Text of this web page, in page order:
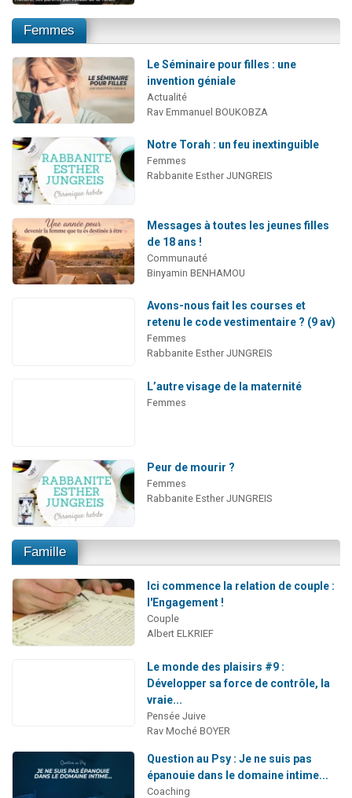
Femmes
Le Séminaire pour filles : une
invention géniale
Actualité
Rav Emmanuel BOUKOBZA
Notre Torah : un feu inextinguible
Femmes
Rabbanite Esther JUNGREIS
Messages à toutes les jeunes filles
de 18 ans !
Communauté
Binyamin BENHAMOU
Avons-nous fait les courses et
retenu le code vestimentaire ? (9 av)
Femmes
Rabbanite Esther JUNGREIS
L’autre visage de la maternité
Femmes
Peur de mourir ?
Femmes
Rabbanite Esther JUNGREIS
Famille
Ici commence la relation de couple :
l'Engagement !
Couple
Albert ELKRIEF
Le monde des plaisirs #9 :
Développer sa force de contrôle, la
vraie...
Pensée Juive
Rav Moché BOYER
Question au Psy : Je ne suis pas
épanouie dans le domaine intime...
Coaching